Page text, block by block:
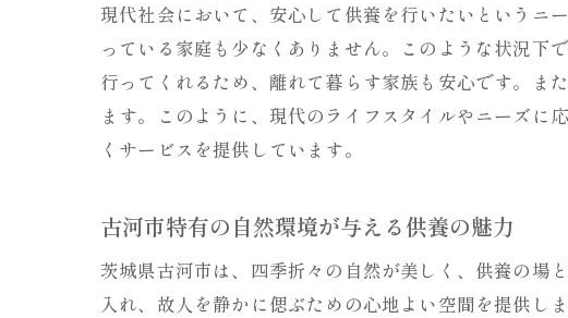
現代社会において、安心して供養を行いたいというニ
っている家庭も少なくありません。このような状況下
行ってくれるため、離れて暮らす家族も安心です。ま
ます。このように、現代のライフスタイルやニーズに
くサービスを提供しています。
古河市特有の自然環境が与える供養の魅力
茨城県古河市は、四季折々の自然が美しく、供養の場
入れ、故人を静かに偲ぶための心地よい空間を提供し